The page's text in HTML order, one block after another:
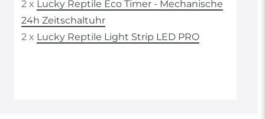
2 x Lucky Reptile Eco Timer - Mechanische
24h Zeitschaltuhr
2 x Lucky Reptile Light Strip LED PRO